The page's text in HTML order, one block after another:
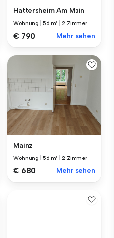
Hattersheim Am Main
Wohnung 56 m² |2 Zimmer
€ 790 Mehr sehen
Mainz
Wohnung 56 m² |2 Zimmer
€ 680 Mehr sehen